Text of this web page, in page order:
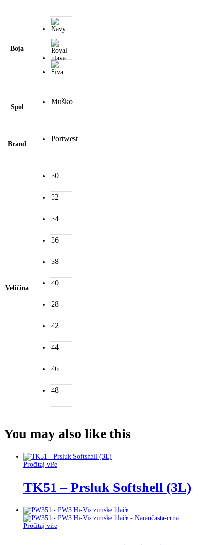
Boja
Spol
Muško
Brand
Portwest
Veličina
30
32
34
36
38
40
28
42
44
46
48
You may also like this
Pročitaj više
TK51 – Prsluk Softshell (3L)
Pročitaj više